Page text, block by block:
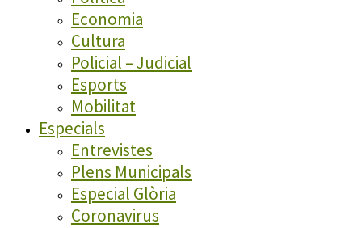
Economia
Cultura
Policial – Judicial
Esports
Mobilitat
Especials
Entrevistes
Plens Municipals
Especial Glòria
Coronavirus